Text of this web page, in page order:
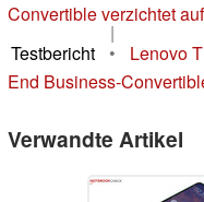
Convertible verzichtet
|
Testbericht
•
Lenovo
End Business-
Verwandte Artikel